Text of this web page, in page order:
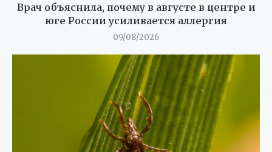
Врач объяснила, почему в августе в центре и
юге России усиливается аллергия
09/08/2026